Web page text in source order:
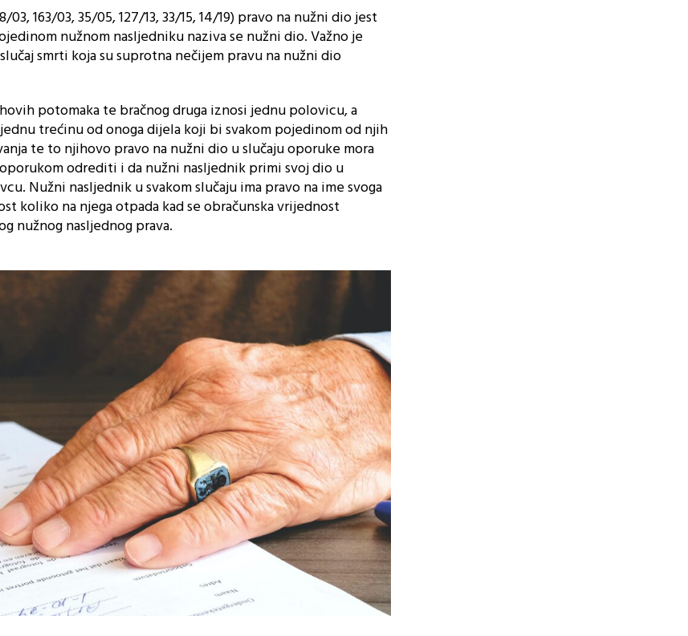
163/03, 35/05, 127/13, 33/15, 14/19) pravo na nužni dio jest
nužnom nasljedniku naziva se nužni dio. Važno je
smrti koja su suprotna nečijem pravu na nužni dio
potomaka te bračnog druga iznosi jednu polovicu, a
trećinu od onoga dijela koji bi svakom pojedinom od njih
te to njihovo pravo na nužni dio u slučaju oporuke mora
odrediti i da nužni nasljednik primi svoj dio u
Nužni nasljednik u svakom slučaju ima pravo na ime svoga
koliko na njega otpada kad se obračunska vrijednost
nužnog nasljednog prava.